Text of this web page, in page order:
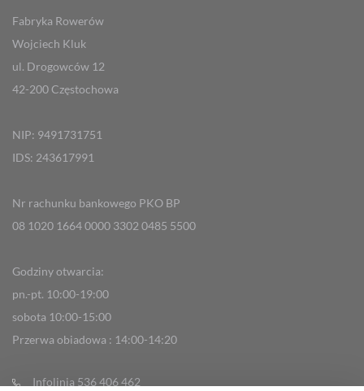
Fabryka Rowerów
Wojciech Kluk
ul. Drogowców 12
42-200 Częstochowa
NIP: 9491731751
IDS: 243617991
Nr rachunku bankowego PKO BP
08 1020 1664 0000 3302 0485 5500
Godziny otwarcia:
pn.-pt. 10:00-19:00
sobota 10:00-15:00
Przerwa obiadowa : 14:00-14:20
Infolinia 536 406 462